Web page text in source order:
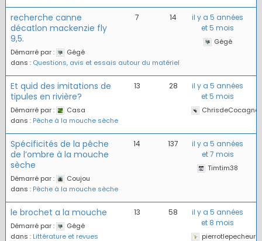
recherche canne
décatlon mackenzie fly
9,5.
Démarré par :
Gégé
dans : Questions, avis et essais autour du matériel
7 14
il y a 5 années
et 5 mois
Gégé
Et quid des imitations de
tipules en rivière?
Démarré par :
Casa
dans : Pêche à la mouche sèche
13 28
il y a 5 années
et 5 mois
ChrisdeCocagne
Spécificités de la pêche
de l’ombre à la mouche
sèche
Démarré par :
Coujou
dans : Pêche à la mouche sèche
14 137
il y a 5 années
et 7 mois
Timtim38
le brochet a la mouche
Démarré par :
Gégé
dans : Littérature et revues
13 58
il y a 5 années
et 8 mois
pierrotlepecheur